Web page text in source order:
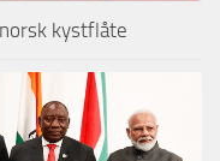
kystflåte